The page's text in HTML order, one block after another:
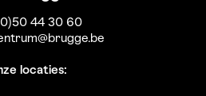
44 30 60
locaties: